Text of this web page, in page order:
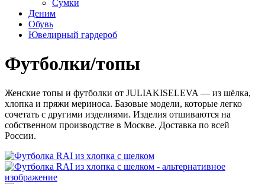
Сумки
Деним
Обувь
Ювелирный гардероб
Футболки/топы
Женские топы и футболки от JULIAKISELEVA — из шёлка,
хлопка и пряжи мериноса. Базовые модели, которые легко
сочетать с другими изделиями. Изделия отшиваются на
собственном производстве в Москве. Доставка по всей
России.